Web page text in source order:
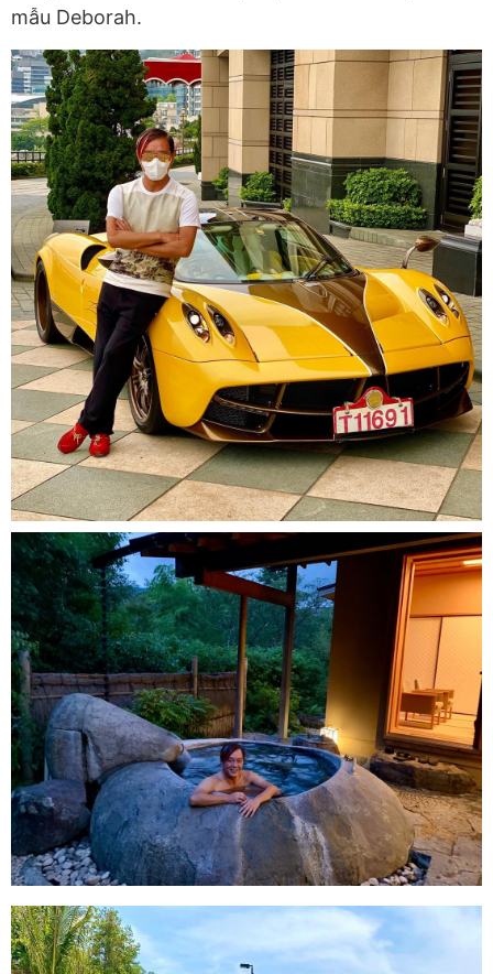
mẫu Deborah.